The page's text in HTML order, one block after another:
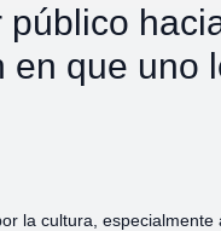
que uno
la cultura,